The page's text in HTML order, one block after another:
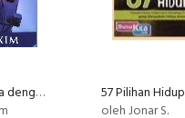
Bertemu Muka dengan Tuhan
57 Pilihan Hidup
oleh Jonar S.